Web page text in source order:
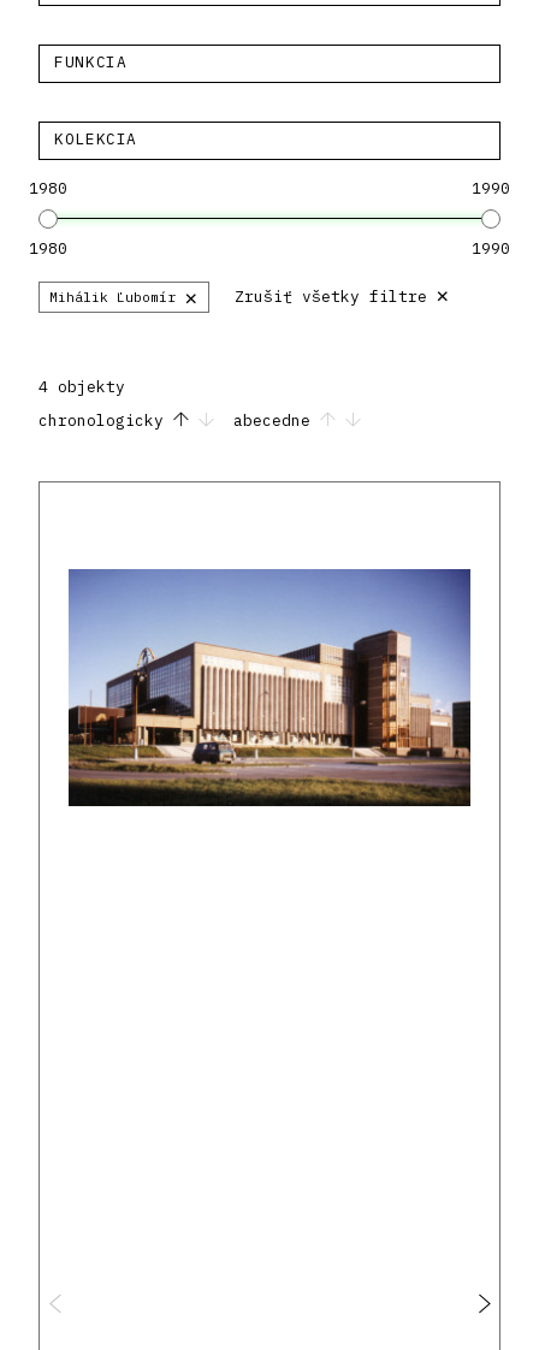
FUNKCIA
KOLEKCIA
1980 1990
1980 1990
Mihálik Ľubomír × Zrušiť všetky filtre ×
4 objekty
chronologicky
abecedne